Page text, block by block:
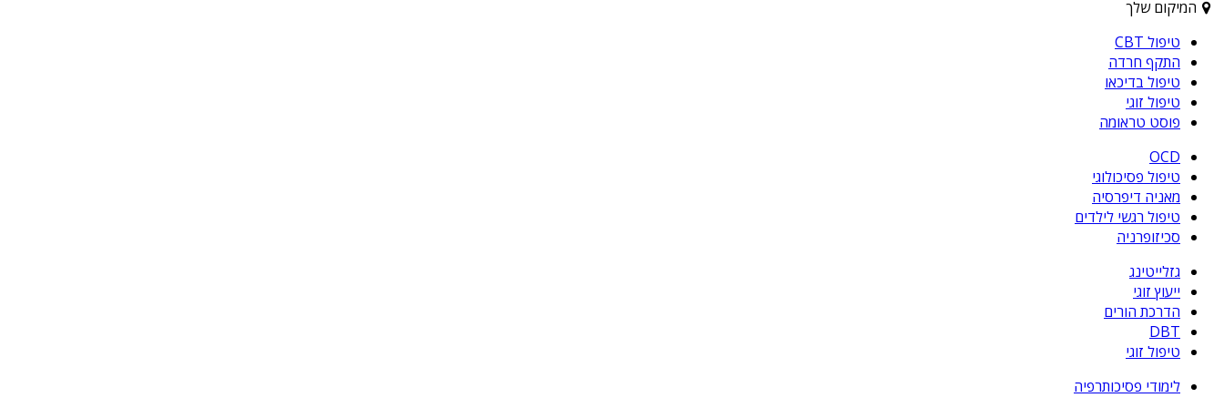
המיקום שלך
טיפול CBT
התקף חרדה
טיפול בדיכאו
טיפול זוגי
פוסט טראומה
OCD
טיפול פסיכולוגי
מאניה דיפרסיה
טיפול רגשי לילדים
סכיזופרניה
גזלייטינג
ייעוץ זוגי
הדרכת הורים
DBT
טיפול זוגי
לימודי פסיכותרפיה